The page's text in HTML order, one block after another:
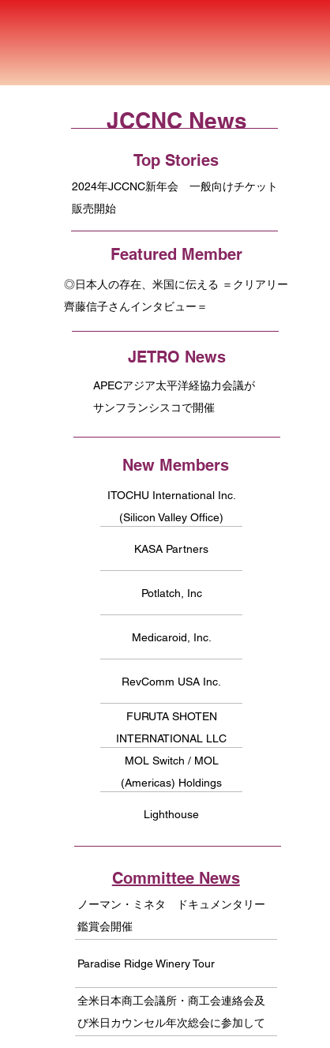
JCCNC News
Top Stories
2024年JCCNC新年会 一般向けチケット
販売開始
Featured Member
◎日本人の存在、米国に伝える ＝クリアリー
齊藤信子さんインタビュー＝
JETRO News
APECアジア太平洋経協力会議が
サンフランシスコで開催
New Members
ITOCHU International Inc.
(Silicon Valley Office)
KASA Partners
Potlatch, Inc
Medicaroid, Inc.
RevComm USA Inc.
FURUTA SHOTEN
INTERNATIONAL LLC
MOL Switch / MOL
(Americas) Holdings
Lighthouse
Committee News
ノーマン・ミネタ ドキュメンタリー
鑑賞会開催
Paradise Ridge Winery Tour
全米日本商工会議所・商工会連絡会及
び米日カウンセル年次総会に参加して